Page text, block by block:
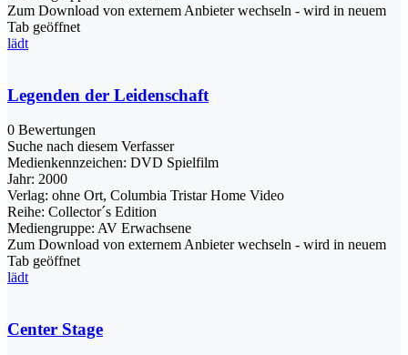
Zum Download von externem Anbieter wechseln - wird in neuem
Tab geöffnet
lädt
Legenden der Leidenschaft
0 Bewertungen
Suche nach diesem Verfasser
Medienkennzeichen: DVD Spielfilm
Jahr: 2000
Verlag: ohne Ort, Columbia Tristar Home Video
Reihe: Collector´s Edition
Mediengruppe: AV Erwachsene
Zum Download von externem Anbieter wechseln - wird in neuem
Tab geöffnet
lädt
Center Stage